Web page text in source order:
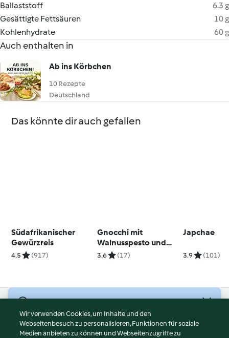
Ballaststoff
6.3 g
Gesättigte Fettsäuren
10 g
Kohlenhydrate
60 g
Auch enthalten in
Ab ins Körbchen
10 Rezepte
Deutschland
Das könnte dir auch gefallen
Südafrikanischer
Gewürzreis
4.5 (917)
Gnocchi mit
Walnusspesto und
Lachs
3.6 (17)
Japchae
3.9 (101)
Nutzungsbedingungen
Wir verwenden Cookies, um Inhalte und den
Webseitenbesuch zu personalisieren, Funktionen für soziale
Medien anbieten zu können und Webseitenzugriffe zu